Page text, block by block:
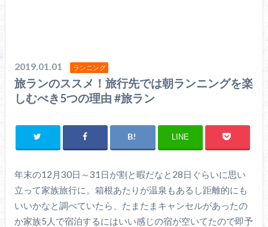
2019.01.01 ランニング
旅ランのススメ！旅行先では朝ランニングを楽
しむべき5つの理由 #旅ラン
LINE
年末の12月30日～31日が割と暇だなと28日ぐらいに思い
立って家族旅行に。箱根あたりが温泉もあるし距離的にも
いいかなと調べていたら、たまたまキャンセルがあったの
か家族5人で宿泊するにはいい感じの宿が空いてたので即予